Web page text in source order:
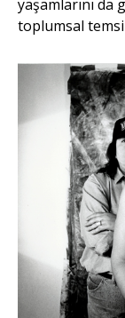
yaşamlarını
toplumsal